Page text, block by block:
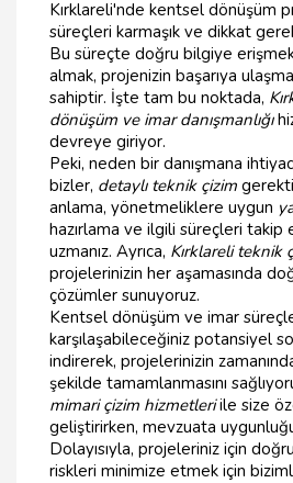
Kırklareli'nde kentsel dönüşüm
süreçleri karmaşık ve dikkat
Bu süreçte doğru bilgiye
almak, projenizin başarıya
sahiptir. İşte tam bu noktada,
dönüşüm ve imar danışmanlığı
devreye giriyor.
Peki, neden bir danışmana
bizler, detaylı teknik çizim
anlama, yönetmeliklere uygun
hazırlama ve ilgili süreçleri takip
uzmanız. Ayrıca, Kırklareli teknik
projelerinizin her aşamasında
çözümler sunuyoruz.
Kentsel dönüşüm ve imar
karşılaşabileceğiniz potansiyel
indirerek, projelerinizin
şekilde tamamlanmasını
mimari çizim hizmetleriile size
geliştirirken, mevzuata
Dolayısıyla, projeleriniz için
riskleri minimize etmek için